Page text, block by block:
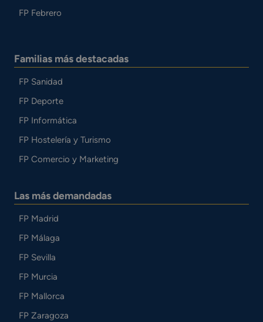
FP Febrero
Familias más destacadas
FP Sanidad
FP Deporte
FP Informática
FP Hostelería y Turismo
FP Comercio y Marketing
Las más demandadas
FP Madrid
FP Málaga
FP Sevilla
FP Murcia
FP Mallorca
FP Zaragoza